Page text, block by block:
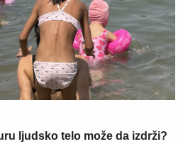
ljudsko telo može da izdrži?